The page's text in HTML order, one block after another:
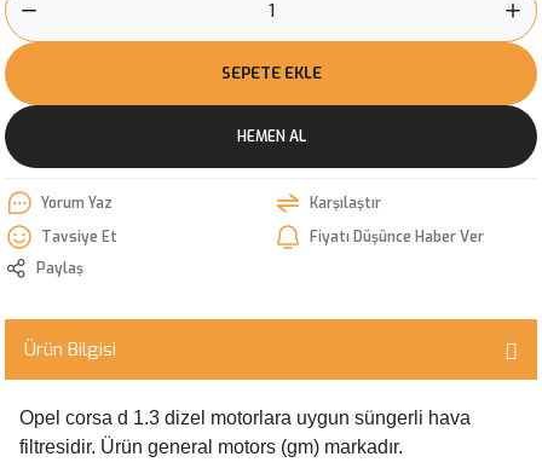
SEPETE EKLE
HEMEN AL
Yorum Yaz
Karşılaştır
Tavsiye Et
Fiyatı Düşünce Haber Ver
Paylaş
Ürün Bilgisi
Opel corsa d 1.3 dizel motorlara uygun süngerli hava
filtresidir. Ürün general motors (gm) markadır.